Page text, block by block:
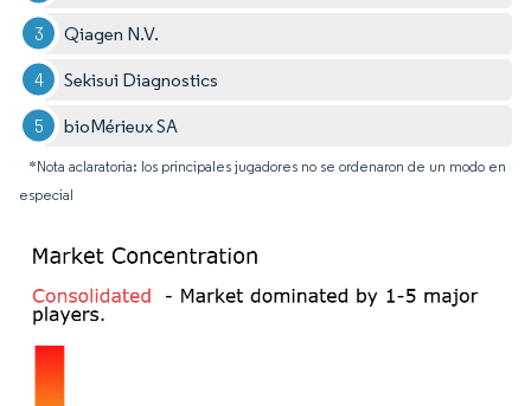
Qiagen N.V.
Sekisui Diagnostics
bioMérieux SA
*Nota aclaratoria: los principales jugadores no se ordenaron de un modo en
especial